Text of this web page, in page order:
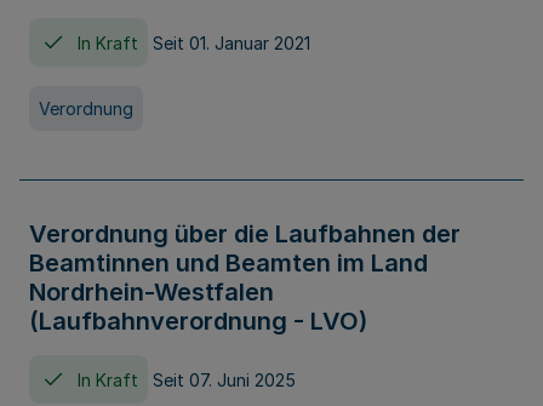
In Kraft Seit 01. Januar 2021
Verordnung
Verordnung über die Laufbahnen der
Beamtinnen und Beamten im Land
Nordrhein-Westfalen
(Laufbahnverordnung - LVO)
In Kraft Seit 07. Juni 2025